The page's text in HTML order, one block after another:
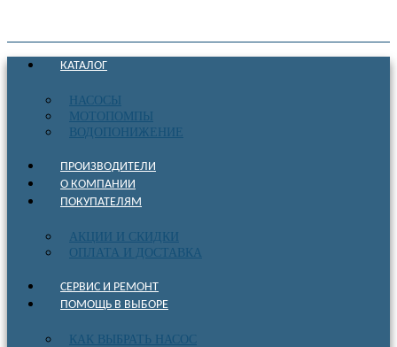
КАТАЛОГ
НАСОСЫ
МОТОПОМПЫ
ВОДОПОНИЖЕНИЕ
ПРОИЗВОДИТЕЛИ
О КОМПАНИИ
ПОКУПАТЕЛЯМ
АКЦИИ И СКИДКИ
ОПЛАТА И ДОСТАВКА
СЕРВИС И РЕМОНТ
ПОМОЩЬ В ВЫБОРЕ
КАК ВЫБРАТЬ НАСОС